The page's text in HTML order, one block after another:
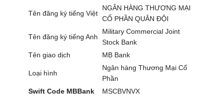
Tên đăng ký tiếng Việt
NGÂN HÀNG THƯƠNG MẠI
CỔ PHẦN QUÂN ĐỘI
Tên đăng ký tiếng Anh
Military Commercial Joint
Stock Bank
Tên giao dịch
MB Bank
Loại hình
Ngân hàng Thương Mại Cổ
Phần
Swift Code MBBank
MSCBVNVX